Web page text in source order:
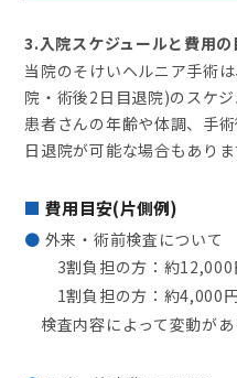
3.入院スケジュールと費用の
当院のそけいヘルニア手術
院・術後2日目退院)のスケジ
患者さんの年齢や体調、手
日退院が可能な場合もありま
費用目安(片側例)
外来・術前検査について
3割負担の方：約12,000
1割負担の方：約4,000
検査内容によって変動があ